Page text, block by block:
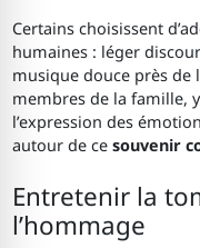
Certains choisissent
humaines : léger
musique douce près de
membres de la famille,
l’expression des
autour de cesouvenir
Entretenir la
l’hommage